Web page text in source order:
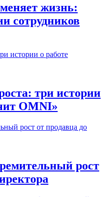
жизнь:
сотрудников
три истории
OMNI»
рост